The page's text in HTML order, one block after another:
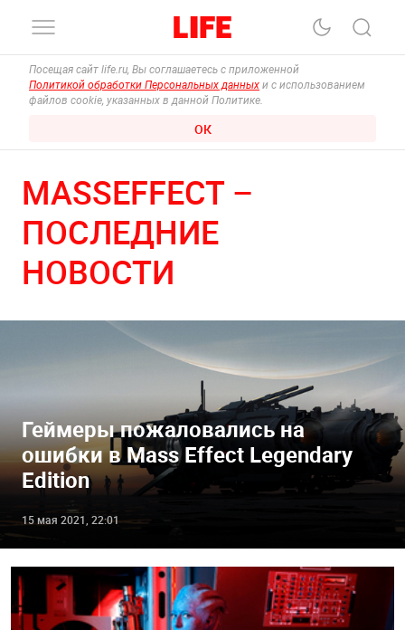
Посещая сайт life.ru, Вы соглашаетесь с приложенной
Политикой обработки Персональных данных и с использованием
файлов cookie, указанных в данной Политике.
ОК
MASSEFFECT –
ПОСЛЕДНИЕ
НОВОСТИ
Геймеры пожаловались на
ошибки в Mass Effect Legendary
Edition
15 мая 2021, 22:01